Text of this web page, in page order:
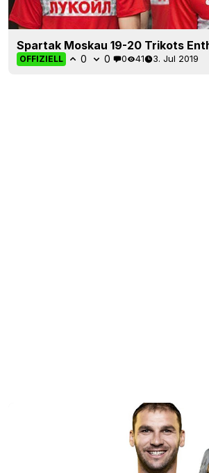
Spartak Moskau 19-20 Trikots
OFFIZIELL 0 0 0 41 3. Jul 2019